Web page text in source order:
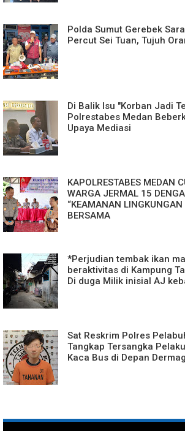
Polda Sumut Gerebek
Percut Sei Tuan, Tujuh
Di Balik Isu "Korban Jadi
Polrestabes Medan
Upaya Mediasi
KAPOLRESTABES MEDAN
WARGA JERMAL 15
“KEAMANAN
BERSAMA
*Perjudian tembak ikan
beraktivitas di Kampung
Di duga Milik inisial AJ
Sat Reskrim Polres
Tangkap Tersangka
Kaca Bus di Depan